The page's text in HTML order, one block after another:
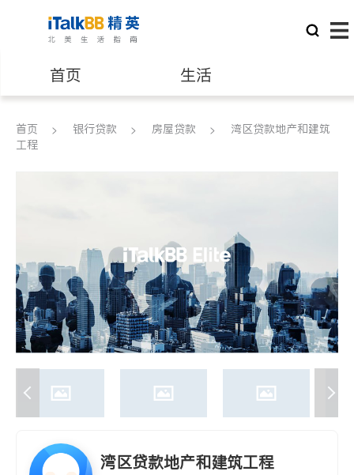
首页 生活
医生 律师
养老 非盈利组织
首页 银行贷款 房屋贷款
湾区贷款地产和建筑
工程
湾区贷款地产和建筑工程